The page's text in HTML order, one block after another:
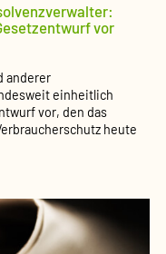
vor
anderer
einheitlich
vor, den das
heute